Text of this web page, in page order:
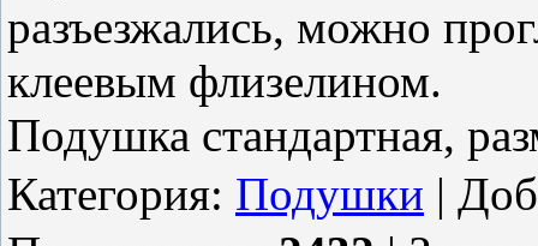
разъезжались, можно
клеевым флизелином.
Подушка стандартная,
Категория: Подушки |